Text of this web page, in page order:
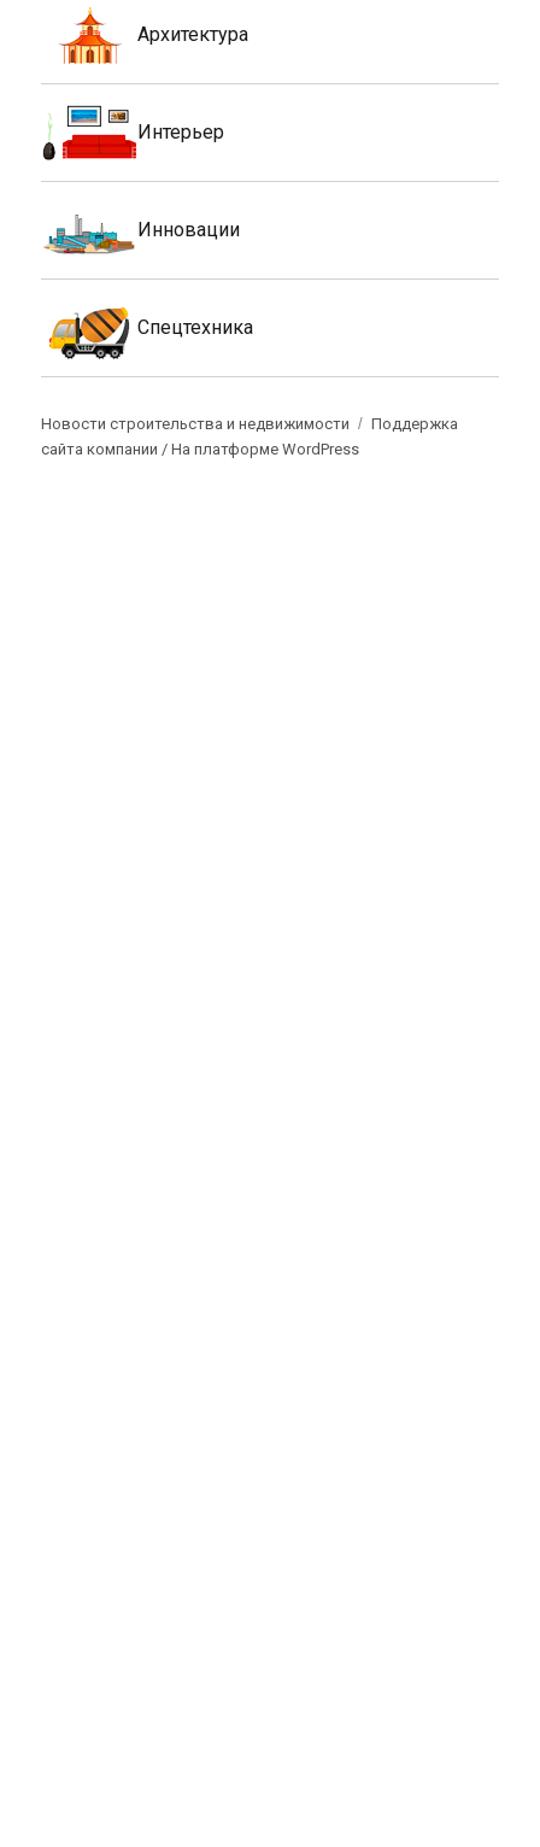
Архитектура
Интерьер
Инновации
Спецтехника
Новости строительства и недвижимости
Поддержка
сайта компании /На платформе WordPress